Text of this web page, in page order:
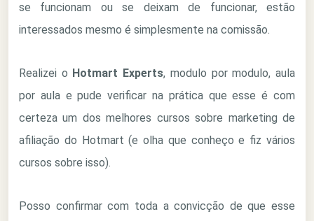
se funcionam ou se deixam de funcionar, estão
interessados mesmo é simplesmente na comissão.
Realizei o Hotmart Experts, modulo por modulo, aula
por aula e pude verificar na prática que esse é com
certeza um dos melhores cursos sobre marketing de
afiliação do Hotmart (e olha que conheço e fiz vários
cursos sobre isso).
Posso confirmar com toda a convicção de que esse